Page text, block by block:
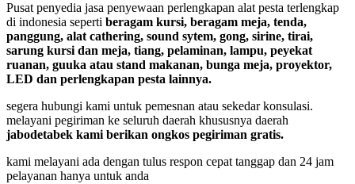
Pusat penyedia jasa penyewaan perlengkapan alat pesta terlengkap
di indonesia seperti beragam kursi, beragam meja, tenda,
panggung, alat cathering, sound sytem, gong, sirine, tirai,
sarung kursi dan meja, tiang, pelaminan, lampu, peyekat
ruanan, guuka atau stand makanan, bunga meja, proyektor,
LED dan perlengkapan pesta lainnya.
segera hubungi kami untuk pemesnan atau sekedar konsulasi.
melayani pegiriman ke seluruh daerah khususnya daerah
jabodetabek kami berikan ongkos pegiriman gratis.
kami melayani ada dengan tulus respon cepat tanggap dan 24 jam
pelayanan hanya untuk anda